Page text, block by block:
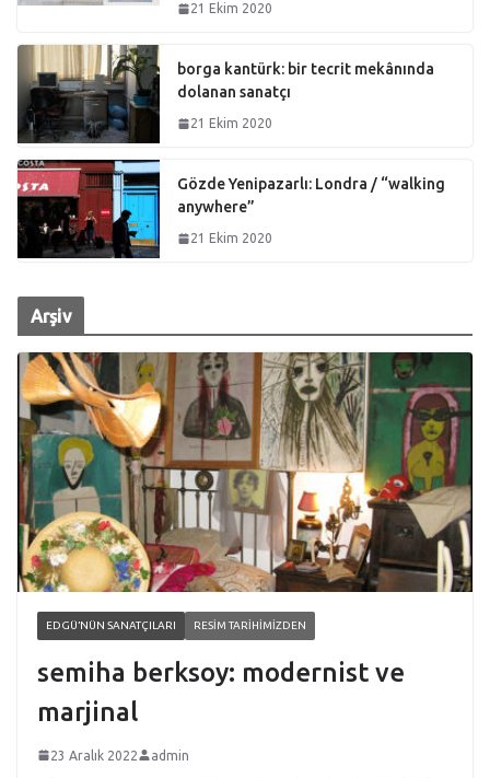
21 Ekim 2020
borga kantürk: bir tecrit mekânında
dolanan sanatçı
21 Ekim 2020
Gözde Yenipazarlı: Londra / “walking
anywhere”
21 Ekim 2020
Arşiv
EDGÜ’NÜN SANATÇILARI RESIM TARIHIMIZDEN
semiha berksoy: modernist ve
marjinal
23 Aralık 2022 admin